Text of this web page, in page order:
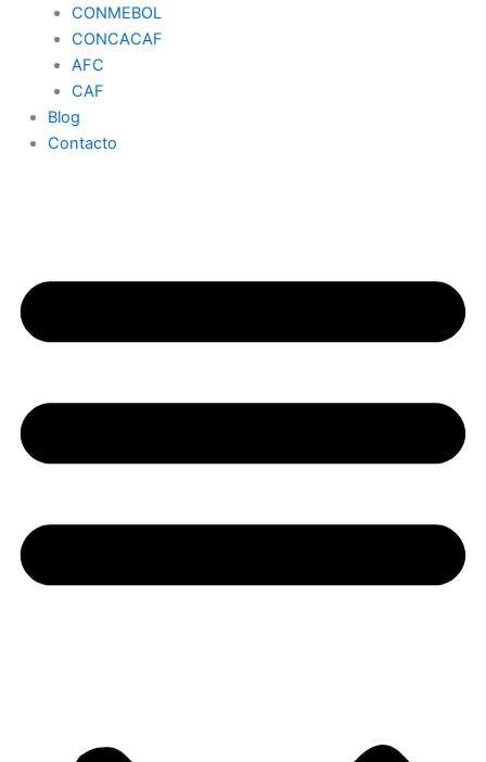
CONMEBOL
CONCACAF
AFC
CAF
Blog
Contacto